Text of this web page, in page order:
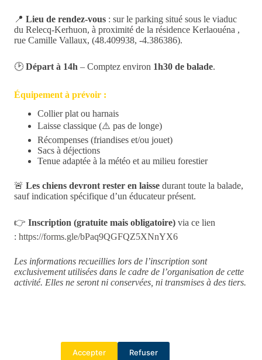
Accepter Refuser
📍 Lieu de rendez-vous : sur le parking situé sous le viaduc
du Relecq-Kerhuon, à proximité de la résidence Kerlaouéna ,
rue Camille Vallaux, (48.409938, -4.386386).
🕑 Départ à 14h – Comptez environ 1h30 de balade.
Équipement à prévoir :
Collier plat ou harnais
Laisse classique (⚠️ pas de longe)
Récompenses (friandises et/ou jouet)
Sacs à déjections
Tenue adaptée à la météo et au milieu forestier
🚨 Les chiens devront rester en laisse durant toute la balade,
sauf indication spécifique d’un éducateur présent.
👉 Inscription (gratuite mais obligatoire) via ce lien
: https://forms.gle/bPaq9QGFQZ5XNnYX6
Les informations recueillies lors de l’inscription sont
exclusivement utilisées dans le cadre de l’organisation de cette
activité. Elles ne seront ni conservées, ni transmises à des tiers.